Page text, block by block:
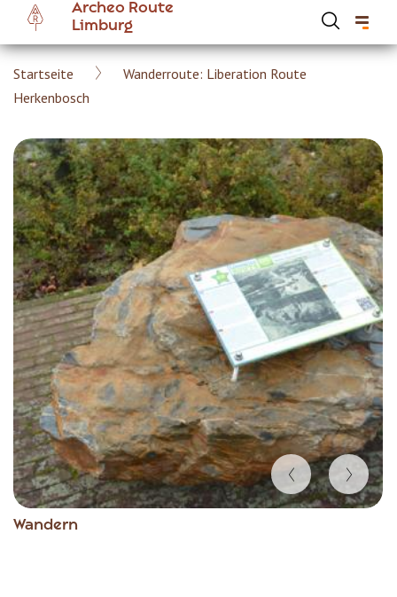
main
content
Archeo Route
Limburg
Breadcrumb
Startseite
Wanderroute: Liberation Route
Herkenbosch
Wandern
Item